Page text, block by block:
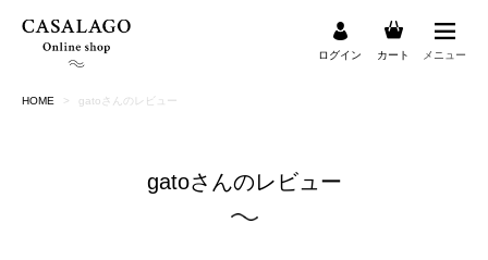
ログイン カート メニュー
HOME gatoさんのレビュー
gatoさんのレビュー